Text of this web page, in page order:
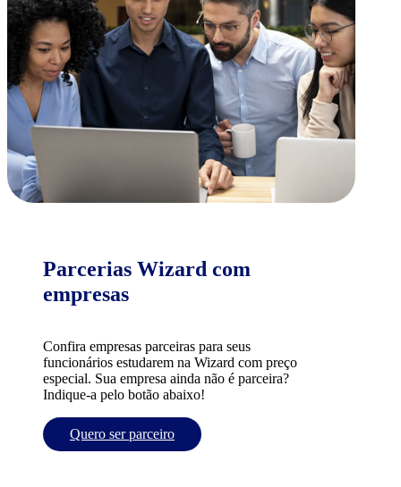
Parcerias Wizard com
empresas
Confira empresas parceiras para seus
funcionários estudarem na Wizard com preço
especial. Sua empresa ainda não é parceira?
Indique-a pelo botão abaixo!
Quero ser parceiro